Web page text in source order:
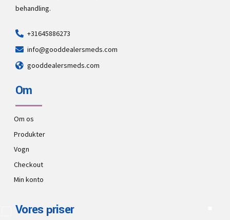
behandling.
+31645886273
info@gooddealersmeds.com
gooddealersmeds.com
Om
Om os
Produkter
Vogn
Checkout
Min konto
Vores priser